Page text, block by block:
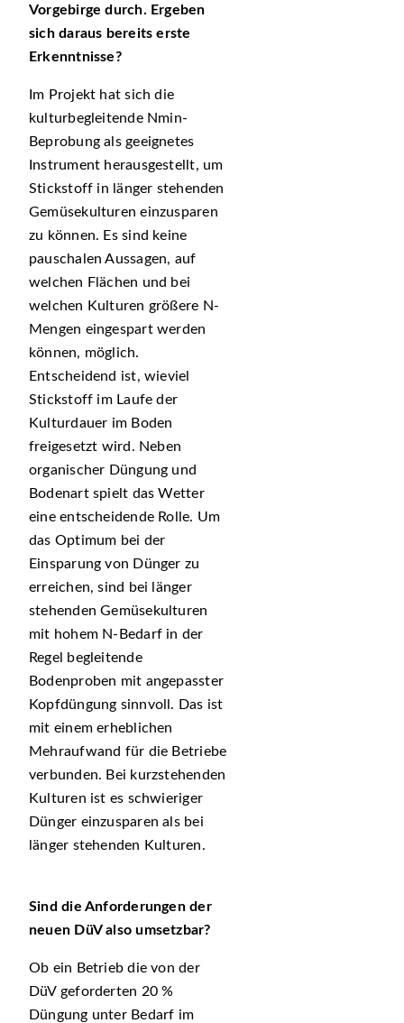
Vorgebirge durch. Ergeben
sich daraus bereits erste
Erkenntnisse?
Im Projekt hat sich die
kulturbegleitende Nmin-
Beprobung als geeignetes
Instrument herausgestellt, um
Stickstoff in länger stehenden
Gemüsekulturen einzusparen
zu können. Es sind keine
pauschalen Aussagen, auf
welchen Flächen und bei
welchen Kulturen größere N-
Mengen eingespart werden
können, möglich.
Entscheidend ist, wieviel
Stickstoff im Laufe der
Kulturdauer im Boden
freigesetzt wird. Neben
organischer Düngung und
Bodenart spielt das Wetter
eine entscheidende Rolle. Um
das Optimum bei der
Einsparung von Dünger zu
erreichen, sind bei länger
stehenden Gemüsekulturen
mit hohem N-Bedarf in der
Regel begleitende
Bodenproben mit angepasster
Kopfdüngung sinnvoll. Das ist
mit einem erheblichen
Mehraufwand für die Betriebe
verbunden. Bei kurzstehenden
Kulturen ist es schwieriger
Dünger einzusparen als bei
länger stehenden Kulturen.
Sind die Anforderungen der
neuen DüV also umsetzbar?
Ob ein Betrieb die von der
DüV geforderten 20 %
Düngung unter Bedarf im